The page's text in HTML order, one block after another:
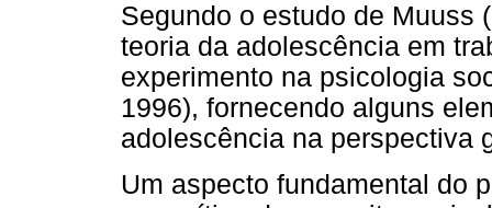
Segundo o estudo de Muuss
teoria da adolescência em
experimento na psicologia
1996), fornecendo alguns
adolescência na perspectiva
Um aspecto fundamental do